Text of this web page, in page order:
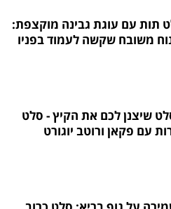
תות עם עוגת גבינה מוקצפת:
משובח שקשה לעמוד בפניו
שיצנן לכם את הקיץ - סלט
עם פקאן ורוטב יוגורט